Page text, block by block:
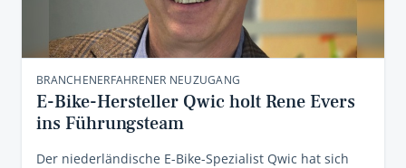
BRANCHENERFAHRENER NEUZUGANG
E-Bike-Hersteller Qwic holt Rene Evers
ins Führungsteam
Der niederländische E-Bike-Spezialist Qwic hat sich